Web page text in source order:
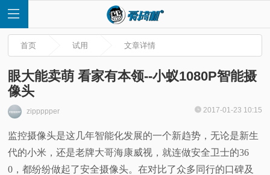
首
页
快
首页 试用 文章详情
眼大能卖萌 看家有本领--小蚁1080P智能摄
像头
zippppper 2017-01-23 10:15
监控摄像头是这几年智能化发展的一个新趋势，无论是新生
代的小米，还是老牌大哥海康威视，就连做安全卫士的36
0，都纷纷做起了安全摄像头。在对比了众多同行的口碑及